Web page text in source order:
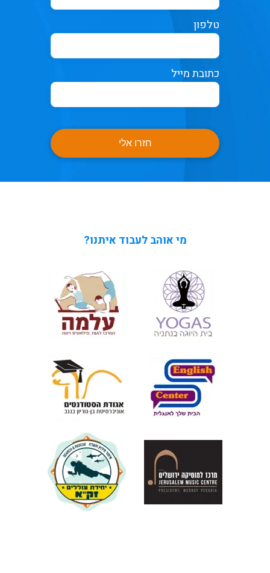
טלפון
כתובת מייל
חזרו אלי
מי אוהב לעבוד איתנו?